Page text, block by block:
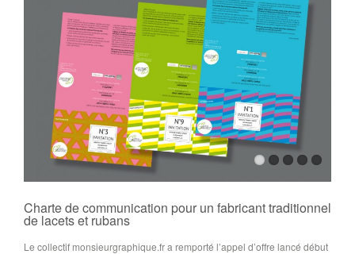
Charte de communication pour un fabricant traditionnel
de lacets et rubans
Le collectif monsieurgraphique.fr a remporté l’appel d’offre lancé début